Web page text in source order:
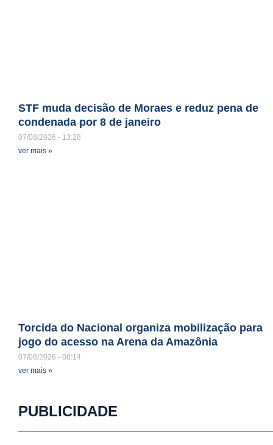
STF muda decisão de Moraes e reduz pena de
condenada por 8 de janeiro
07/08/2026
13:28
ver mais »
Torcida do Nacional organiza mobilização para
jogo do acesso na Arena da Amazônia
07/08/2026
08:14
ver mais »
PUBLICIDADE